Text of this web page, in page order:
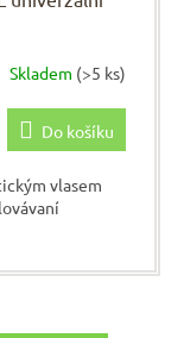
Skladem (>5 ks)
Do košíku
vlasem